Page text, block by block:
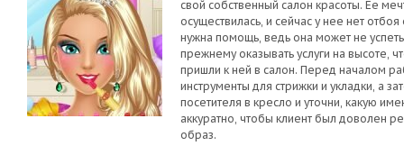
свой собственный салон красоты. Ее
осуществилась, и сейчас у нее нет
нужна помощь, ведь она может не
прежнему оказывать услуги на высоте,
пришли к ней в салон. Перед началом
инструменты для стрижки и укладки, а
посетителя в кресло и уточни, какую
аккуратно, чтобы клиент был доволен
образ.